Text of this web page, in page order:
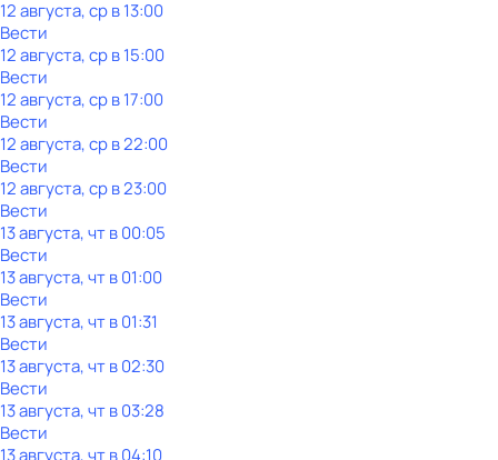
12 августа, ср в 13:00
Вести
12 августа, ср в 15:00
Вести
12 августа, ср в 17:00
Вести
12 августа, ср в 22:00
Вести
12 августа, ср в 23:00
Вести
13 августа, чт в 00:05
Вести
13 августа, чт в 01:00
Вести
13 августа, чт в 01:31
Вести
13 августа, чт в 02:30
Вести
13 августа, чт в 03:28
Вести
13 августа, чт в 04:10